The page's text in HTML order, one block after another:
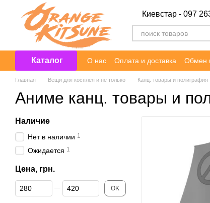
Перейти к основному контенту
Киевстар - 097
Каталог О нас Оплата и доставка Обмен
Главная Вещи для косплея и не только Канц. товары и полиграфия
Аниме канц. товары и
Наличие
Нет в наличии 1
Ожидается 1
Цена, грн.
От Цена, грн.
До Цена, грн. OK